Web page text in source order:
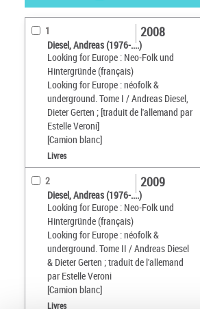
1
Diesel, Andreas (1976-....)
Looking for Europe : Neo-Folk und
Hintergründe (français)
Looking for Europe : néofolk &
underground. Tome I / Andreas Diesel,
Dieter Gerten ; [traduit de l'allemand par
Estelle Veroni]
[Camion blanc]
2008
Livres
2
Diesel, Andreas (1976-....)
Looking for Europe : Neo-Folk und
Hintergründe (français)
Looking for Europe : néofolk &
underground. Tome II / Andreas Diesel
& Dieter Gerten ; traduit de l'allemand
par Estelle Veroni
[Camion blanc]
2009
Livres